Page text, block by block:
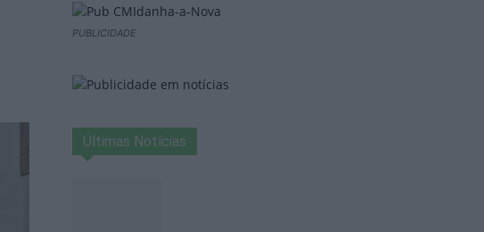
PUBLICIDADE
Últimas Notícias